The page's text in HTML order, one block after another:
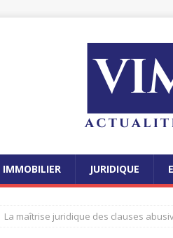
IMMOBILIER JURIDIQUE
La maîtrise juridique des clauses